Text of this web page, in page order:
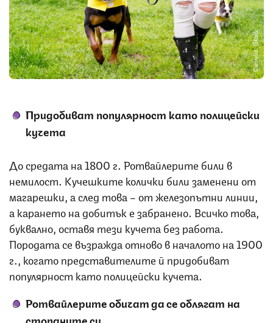
Снимка: iStock
Придобиват популярност като полицейски
кучета
До средата на 1800 г. Ротвайлерите били в
немилост. Кучешките колички били заменени от
магарешки, а след това – от железопътни линии,
а карането на добитък е забранено. Всичко това,
буквално, оставя тези кучета без работа.
Породата се възражда отново в началото на 1900
г., когато представителите й придобиват
популярност като полицейски кучета.
Ротвайлеритеобичат да се облягат на
стопаните си